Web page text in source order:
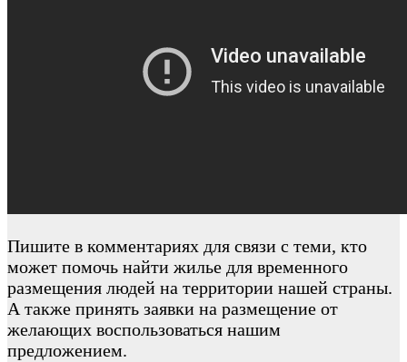
Пишите в комментариях для связи с теми, кто
может помочь найти жилье для временного
размещения людей на территории нашей страны.
А также принять заявки на размещение от
желающих воспользоваться нашим
предложением.